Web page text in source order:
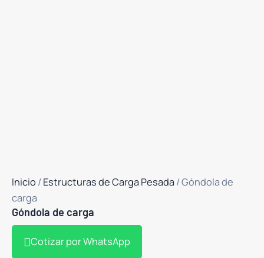
Inicio /Estructuras de Carga Pesada/ Góndola de
carga
Góndola de carga
Cotizar por WhatsApp